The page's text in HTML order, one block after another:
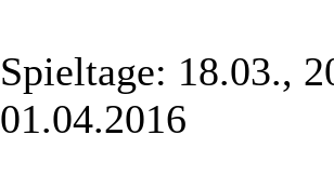
Spieltage: 18.03.,
01.04.2016